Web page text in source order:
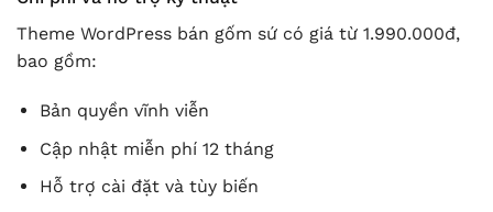
Theme WordPress bán gốm sứ có giá từ 1.990.000đ,
bao gồm:
Bản quyền vĩnh viễn
Cập nhật miễn phí 12 tháng
Hỗ trợ cài đặt và tùy biến